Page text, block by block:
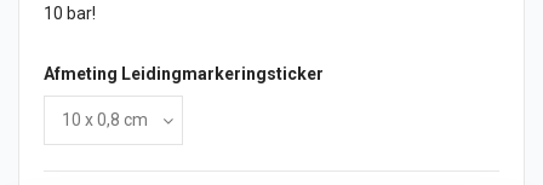
10 bar!
Afmeting Leidingmarkeringsticker